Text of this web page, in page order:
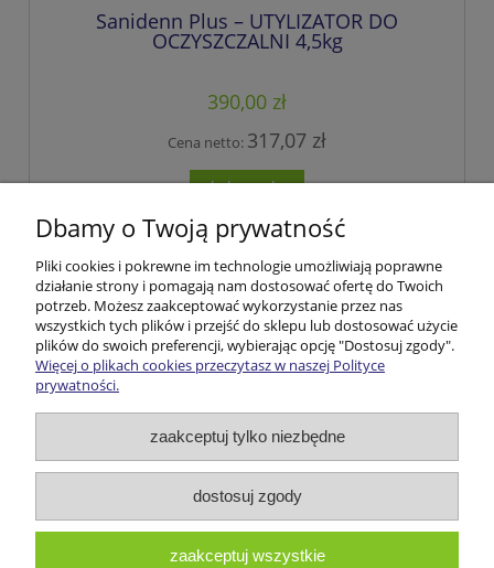
Sanidenn Plus – UTYLIZATOR DO
OCZYSZCZALNI 4,5kg
390,00 zł
Cena netto: 317,07 zł
do koszyka
Pomoc
Moje konto
Informacje
O nas
Bio-Preparaty.com | ul. Załuki 100, 16-040 Gródek woj. podlaskie |
Dbamy o Twoją prywatność
Pliki cookies i pokrewne im technologie umożliwiają poprawne
działanie strony i pomagają nam dostosować ofertę do Twoich
potrzeb. Możesz zaakceptować wykorzystanie przez nas
wszystkich tych plików i przejść do sklepu lub dostosować użycie
plików do swoich preferencji, wybierając opcję "Dostosuj zgody".
Więcej o plikach cookies przeczytasz w naszej Polityce
prywatności.
zaakceptuj tylko niezbędne
dostosuj zgody
zaakceptuj wszystkie